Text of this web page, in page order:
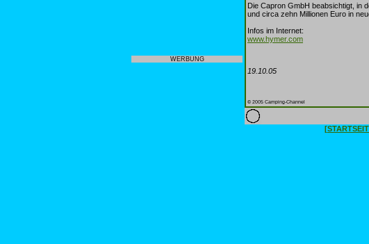
WERBUNG
Die Capron GmbH beabsichtigt, in
und circa zehn Millionen Euro in
Infos im Internet:
www.hymer.com
19.10.05
© 2005 Camping-Channel